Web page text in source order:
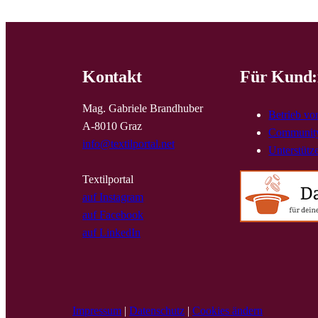
Kontakt
Mag. Gabriele Brandhuber
A-8010 Graz
info@textilportal.net
Textilportal
auf Instagram
auf Facebook
auf LinkedIn
Für
Betrieb
Impressum | Datenschutz | Cookies ändern